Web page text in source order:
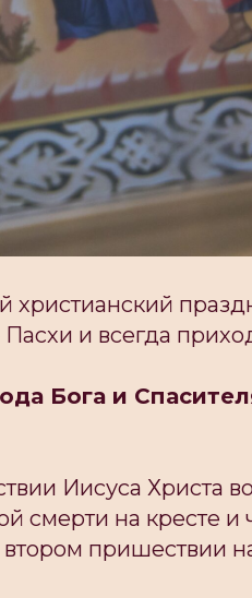
и всегда
Бога и
Иисуса Христа
смерти на кресте и
пришествии